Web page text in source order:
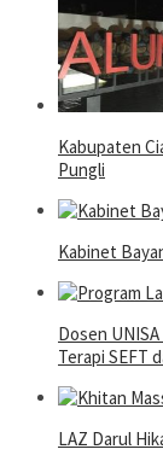
Kabupaten
Pungli
Kabinet
Dosen
Terapi SEFT
LAZ Darul